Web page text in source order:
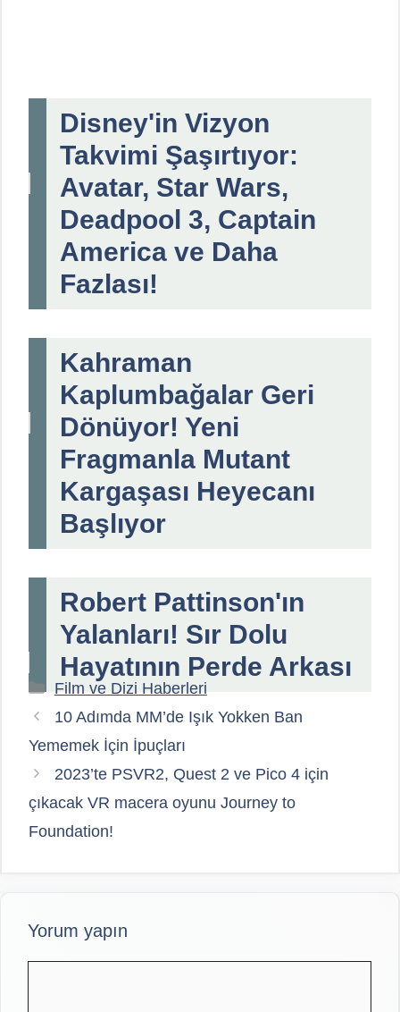
Disney'in Vizyon
Takvimi Şaşırtıyor:
Avatar, Star Wars,
Deadpool 3, Captain
America ve Daha
Fazlası!
Kahraman
Kaplumbağalar Geri
Dönüyor! Yeni
Fragmanla Mutant
Kargaşası Heyecanı
Başlıyor
Robert Pattinson'ın
Yalanları! Sır Dolu
Hayatının Perde Arkası
Kategoriler
Film ve Dizi Haberleri
10 Adımda MM’de Işık Yokken Ban
Yememek İçin İpuçları
2023’te PSVR2, Quest 2 ve Pico 4 için
çıkacak VR macera oyunu Journey to
Foundation!
Yorum yapın